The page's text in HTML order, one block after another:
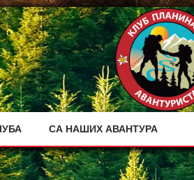
СА НАШИХ АВАНТУРА